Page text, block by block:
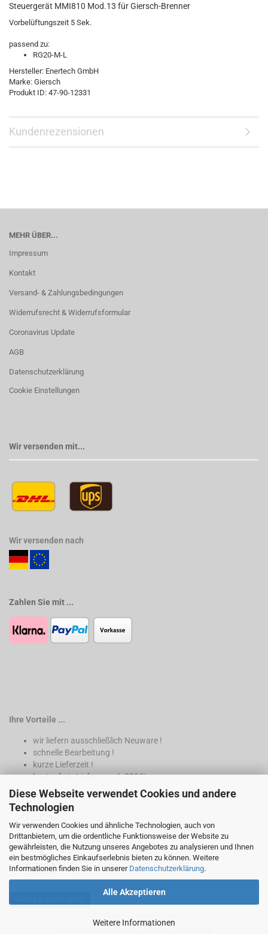
Diese Webseite verwendet Cookies und andere
Technologien
Wir verwenden Cookies und ähnliche Technologien, auch von
Drittanbietern, um die ordentliche Funktionsweise der Website zu
gewährleisten, die Nutzung unseres Angebotes zu analysieren und Ihnen
ein bestmögliches Einkaufserlebnis bieten zu können. Weitere
Informationen finden Sie in unserer Datenschutzerklärung.
Alle Akzeptieren
Weitere Informationen
Steuergerät MMI810 Mod.13 für Giersch-Brenner
Vorbelüftungszeit 5 Sek.
passend zu:
RG20-M-L
Hersteller: Enertech GmbH
Marke: Giersch
Produkt ID: 47-90-12331
Kundenrezensionen
MEHR ÜBER...
Impressum
Kontakt
Versand- & Zahlungsbedingungen
Widerrufsrecht & Widerrufsformular
Coronavirus Update
AGB
Datenschutzerklärung
Cookie Einstellungen
Wir versenden mit...
Wir versenden nach
Zahlen Sie mit ...
Ihre Vorteile ...
wir liefern ausschließlich Neuware !
schnelle Bearbeitung !
kurze Lieferzeit !
kostenfreie Lieferung ab 200€*
* nur innerhalb Deutschland